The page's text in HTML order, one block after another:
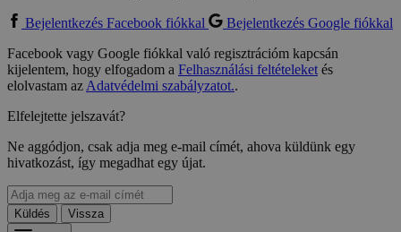
Bejelentkezés Facebook fiókkal
Bejelentkezés Google fiókkal
Facebook vagy Google fiókkal való regisztrációm kapcsán
kijelentem, hogy elfogadom a Felhasználási feltételeketés
elolvastam azAdatvédelmi szabályzatot..
Elfelejtette jelszavát?
Ne aggódjon, csak adja meg e-mail címét, ahova küldünk egy
hivatkozást, így megadhat egy újat.
Küldés
Vissza